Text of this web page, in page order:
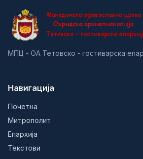
МПЦ - ОА Тетовско - гостиварска
Навигација
Почетна
Митрополит
Епархија
Текстови